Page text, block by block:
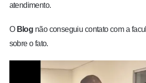
atendimento.
O Blog não conseguiu contato com a
sobre o fato.